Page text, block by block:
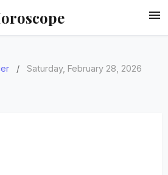
/ Saturday, February 28, 2026